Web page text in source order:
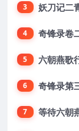
3 妖刀记二
4 奇锋录卷
5 六朝燕歌
6 奇锋录第
7 等待六朝